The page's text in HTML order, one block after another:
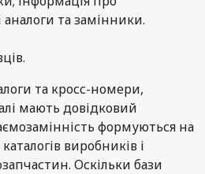
та замінники.
та кросс-номери,
мають довідковий
формуються на
виробників і
Оскільки бази